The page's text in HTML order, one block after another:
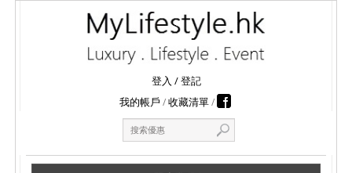
登入 /登記
我的帳戶
收藏清單